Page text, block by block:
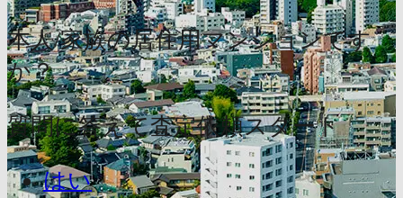
本人/家族の居住用マンションです
か？
質問に答えて査定依頼スタート
はい